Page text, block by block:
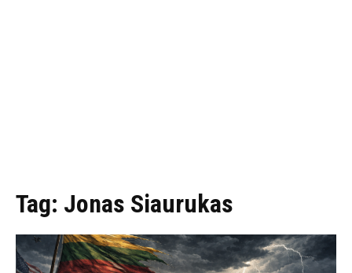
Tag: Jonas Siaurukas